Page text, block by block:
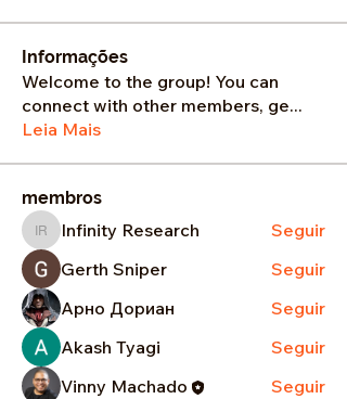
Informações
Welcome to the group! You can
connect with other members, ge...
Leia Mais
membros
Infinity Research
Infinity Research
Seguir
Gerth Sniper
Seguir
Арно Дориан
Seguir
Akash Tyagi
Seguir
Vinny Machado
Seguir